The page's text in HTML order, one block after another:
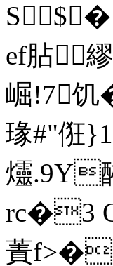
S$
ef胋
崛!7饥
瑑#"
爧.9Y
rc�3
蔶